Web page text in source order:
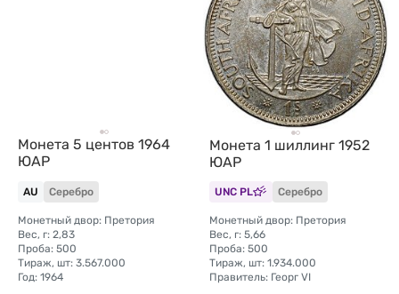
Монета 5 центов 1964
ЮАР
AU Серебро
Монетный двор: Претория
Вес, г: 2,83
Проба: 500
Тираж, шт: 3.567.000
Год: 1964
Монета 1 шиллинг 1952
ЮАР
UNC PL Серебро
Монетный двор: Претория
Вес, г: 5,66
Проба: 500
Тираж, шт: 1.934.000
Правитель: Георг VI